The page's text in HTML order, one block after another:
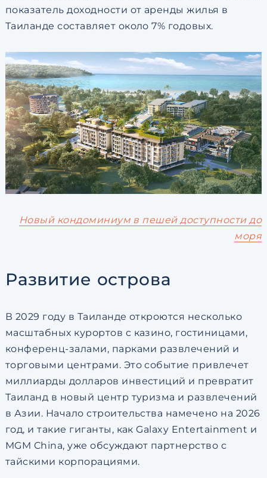
показатель доходности от аренды жилья в
Таиланде составляет около 7% годовых.
Новый кондоминиум в пешей доступности до
моря
Развитие острова
В 2029 году в Таиланде откроются несколько
масштабных курортов с казино, гостиницами,
конференц-залами, парками развлечений и
торговыми центрами. Это событие привлечет
миллиарды долларов инвестиций и превратит
Таиланд в новый центр туризма и развлечений
в Азии. Начало строительства намечено на 2026
год, и такие гиганты, как Galaxy Entertainment и
MGM China, уже обсуждают партнерство с
тайскими корпорациями.